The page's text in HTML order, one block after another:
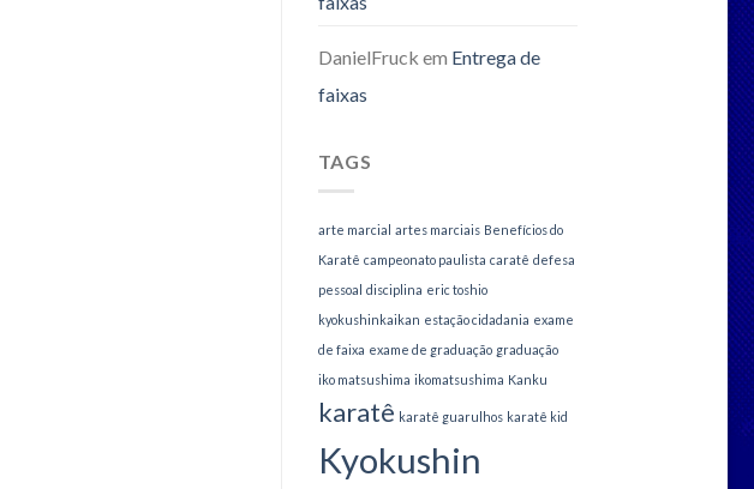
DanielFruck em Entrega de
faixas
TAGS
arte marcial artes marciais Benefícios do
Karatê campeonato paulista caratê defesa
pessoal disciplina eric toshio
kyokushinkaikan estação cidadania exame
de faixa exame de graduação graduação
iko matsushima ikomatsushima Kanku
karatê karatê guarulhos karatê kid
Kyokushin